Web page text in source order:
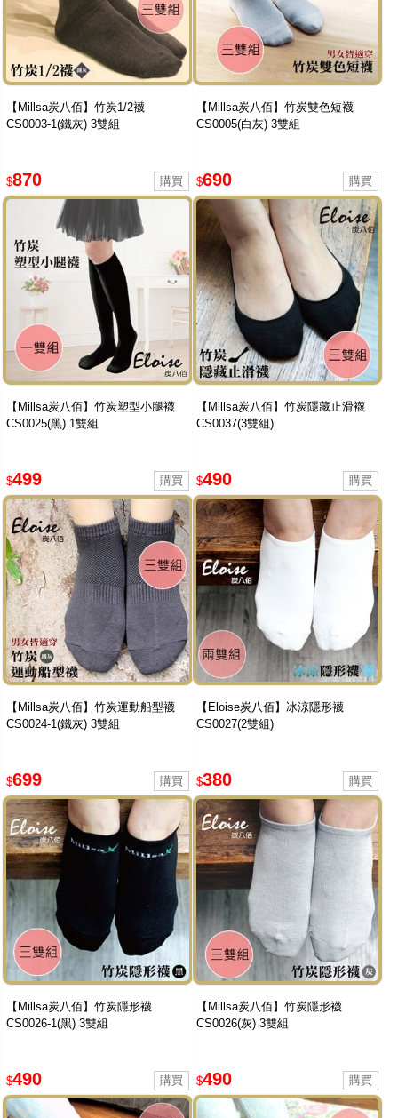
【Millsa炭八佰】竹炭1/2襪
CS0003-1(鐵灰) 3雙組
$870
【Millsa炭八佰】竹炭雙色短襪
CS0005(白灰) 3雙組
$690
【Millsa炭八佰】竹炭塑型小腿襪
CS0025(黑) 1雙組
$499
【Millsa炭八佰】竹炭隱藏止滑襪
CS0037(3雙組)
$490
【Millsa炭八佰】竹炭運動船型襪
CS0024-1(鐵灰) 3雙組
$699
【Eloise炭八佰】冰涼隱形襪
CS0027(2雙組)
$380
【Millsa炭八佰】竹炭隱形襪
CS0026-1(黑) 3雙組
$490
【Millsa炭八佰】竹炭隱形襪
CS0026(灰) 3雙組
$490